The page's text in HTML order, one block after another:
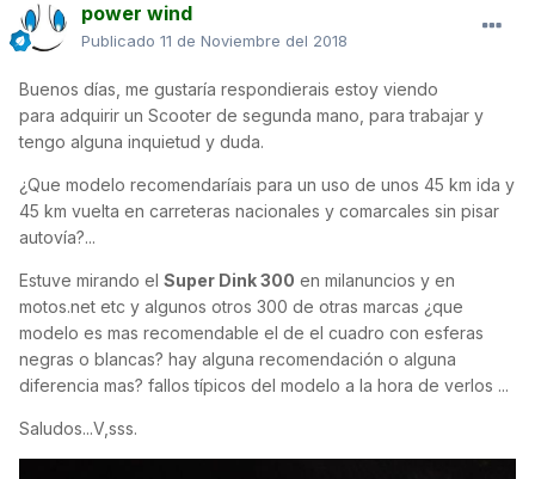
power wind
Publicado 11 de Noviembre del 2018
Buenos días, me gustaría respondierais estoy viendo
para adquirir un Scooter de segunda mano, para trabajar y
tengo alguna inquietud y duda.
¿Que modelo recomendaríais para un uso de unos 45 km ida y
45 km vuelta en carreteras nacionales y comarcales sin pisar
autovía?...
Estuve mirando el Super Dink 300 en milanuncios y en
motos.net etc y algunos otros 300 de otras marcas ¿que
modelo es mas recomendable el de el cuadro con esferas
negras o blancas? hay alguna recomendación o alguna
diferencia mas? fallos típicos del modelo a la hora de verlos ...
Saludos...V,sss.